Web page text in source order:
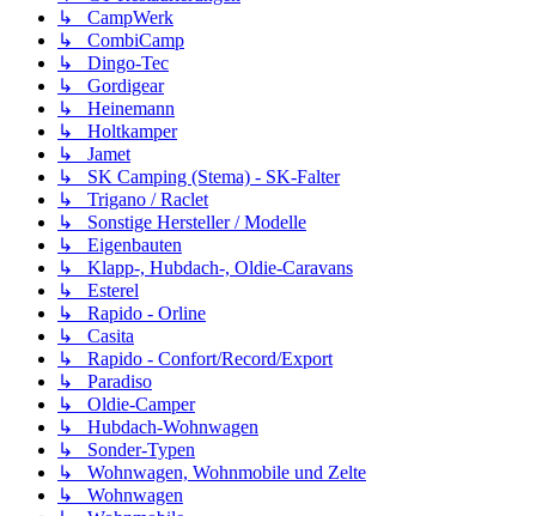
↳ CampWerk
↳ CombiCamp
↳ Dingo-Tec
↳ Gordigear
↳ Heinemann
↳ Holtkamper
↳ Jamet
↳ SK Camping (Stema) - SK-Falter
↳ Trigano / Raclet
↳ Sonstige Hersteller / Modelle
↳ Eigenbauten
↳ Klapp-, Hubdach-, Oldie-Caravans
↳ Esterel
↳ Rapido - Orline
↳ Casita
↳ Rapido - Confort/Record/Export
↳ Paradiso
↳ Oldie-Camper
↳ Hubdach-Wohnwagen
↳ Sonder-Typen
↳ Wohnwagen, Wohnmobile und Zelte
↳ Wohnwagen